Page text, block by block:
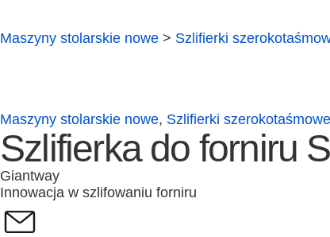
Maszyny stolarskie nowe > Szlifierki
Maszyny stolarskie nowe, Szlifierki szerokotaśmowe
Szlifierka do forniru
Giantway
Innowacja w szlifowaniu forniru